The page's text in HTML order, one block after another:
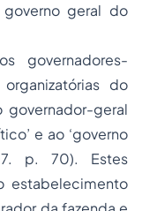
geral do
governadores-
do
geral
e ao ‘governo
p. 70). Estes
estabelecimento